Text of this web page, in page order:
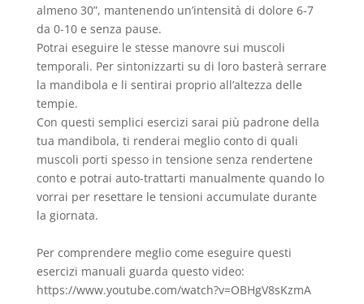
almeno 30”, mantenendo un’intensità di dolore 6-7
da 0-10 e senza pause.
Potrai eseguire le stesse manovre sui muscoli
temporali. Per sintonizzarti su di loro basterà serrare
la mandibola e li sentirai proprio all’altezza delle
tempie.
Con questi semplici esercizi sarai più padrone della
tua mandibola, ti renderai meglio conto di quali
muscoli porti spesso in tensione senza rendertene
conto e potrai auto-trattarti manualmente quando lo
vorrai per resettare le tensioni accumulate durante
la giornata.
Per comprendere meglio come eseguire questi
esercizi manuali guarda questo video:
https://www.youtube.com/watch?v=OBHgV8sKzmA